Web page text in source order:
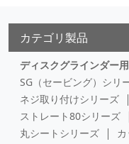
カテゴリ製品
ディスクグラインダー
SG（セービング）シリ
ネジ取り付けシリーズ
ストレート80シリーズ
丸シートシリーズ